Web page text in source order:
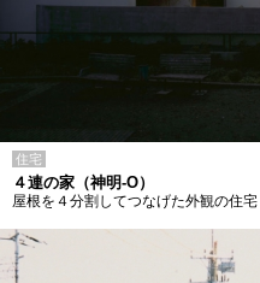
住宅
４連の家（神明-O）
屋根を４分割してつなげた外観の住宅